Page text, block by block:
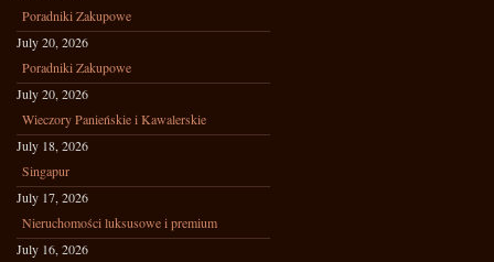
Poradniki Zakupowe
July 20, 2026
Poradniki Zakupowe
July 20, 2026
Wieczory Panieńskie i Kawalerskie
July 18, 2026
Singapur
July 17, 2026
Nieruchomości luksusowe i premium
July 16, 2026